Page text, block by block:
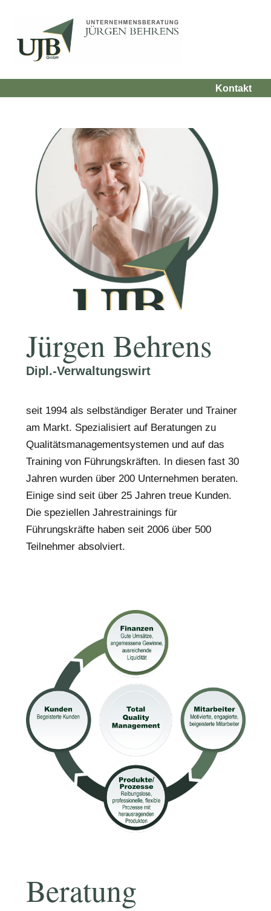
Kontakt
Jürgen Behrens
Dipl.-Verwaltungswirt
seit 1994 als selbständiger Berater und Trainer
am Markt. Spezialisiert auf Beratungen zu
Qualitätsmanagementsystemen und auf das
Training von Führungskräften. In diesen fast 30
Jahren wurden über 200 Unternehmen beraten.
Einige sind seit über 25 Jahren treue Kunden.
Die speziellen Jahrestrainings für
Führungskräfte haben seit 2006 über 500
Teilnehmer absolviert.
Beratung